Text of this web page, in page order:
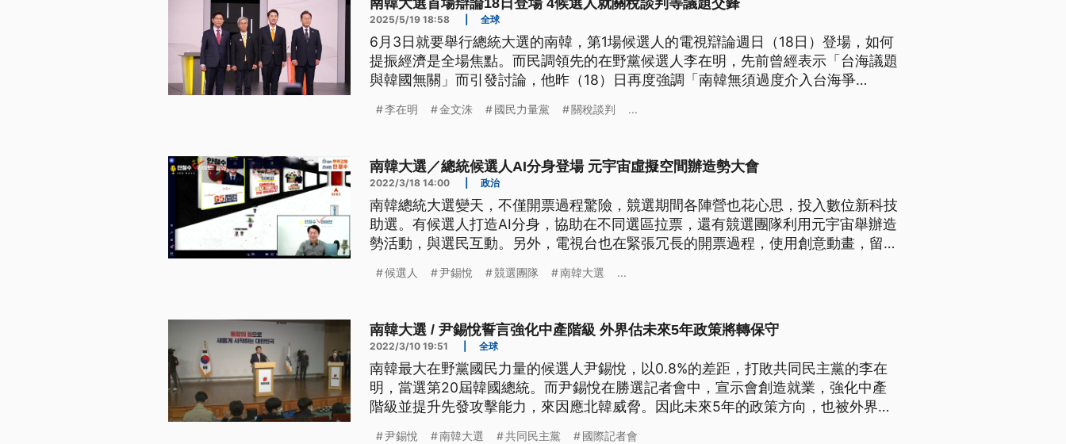
南韓大選首場辯論18日登場 4候選人就關稅談判等議題交鋒
2025/5/19 18:58 全球
6月3日就要舉行總統大選的南韓，第1場候選人的電視辯論週日（18日）登場，如何
提振經濟是全場焦點。而民調領先的在野黨候選人李在明，先前曾經表示「台海議題
與韓國無關」而引發討論，他昨（18）日再度強調「南韓無須過度介入台海爭
民力量黨。
李在明 金文洙 國民力量黨 關稅談判 ...
南韓大選／總統候選人AI分身登場 元宇宙虛擬空間辦造勢大會
2022/3/18 14:00 政治
南韓總統大選變天，不僅開票過程驚險，競選期間各陣營也花心思，投入數位新科技
助選。有候選人打造AI分身，協助在不同選區拉票，還有競選團隊利用元宇宙舉辦造
勢活動，與選民互動。另外，電視台也在緊張冗長的開票過程，使用創意動畫，留住
候選人 尹錫悅 競選團隊 南韓大選 ...
南韓大選 / 尹錫悅誓言強化中產階級 外界估未來5年政策將轉保守
2022/3/10 19:51 全球
南韓最大在野黨國民力量的候選人尹錫悅，以0.8%的差距，打敗共同民主黨的李在
明，當選第20屆韓國總統。而尹錫悅在勝選記者會中，宣示會創造就業，強化中產
階級並提升先發攻擊能力，來因應北韓威脅。因此未來5年的政策方向，也被外界評
尹錫悅 南韓大選 共同民主黨 國際記者會